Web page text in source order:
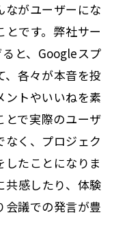
ながユーザーにな
とです。弊社サー
と、Googleスプ
、各々が本音を投
ントやいいねを素
とで実際のユーザ
なく、プロジェク
したことになりま
共感したり、体験
会議での発言が豊